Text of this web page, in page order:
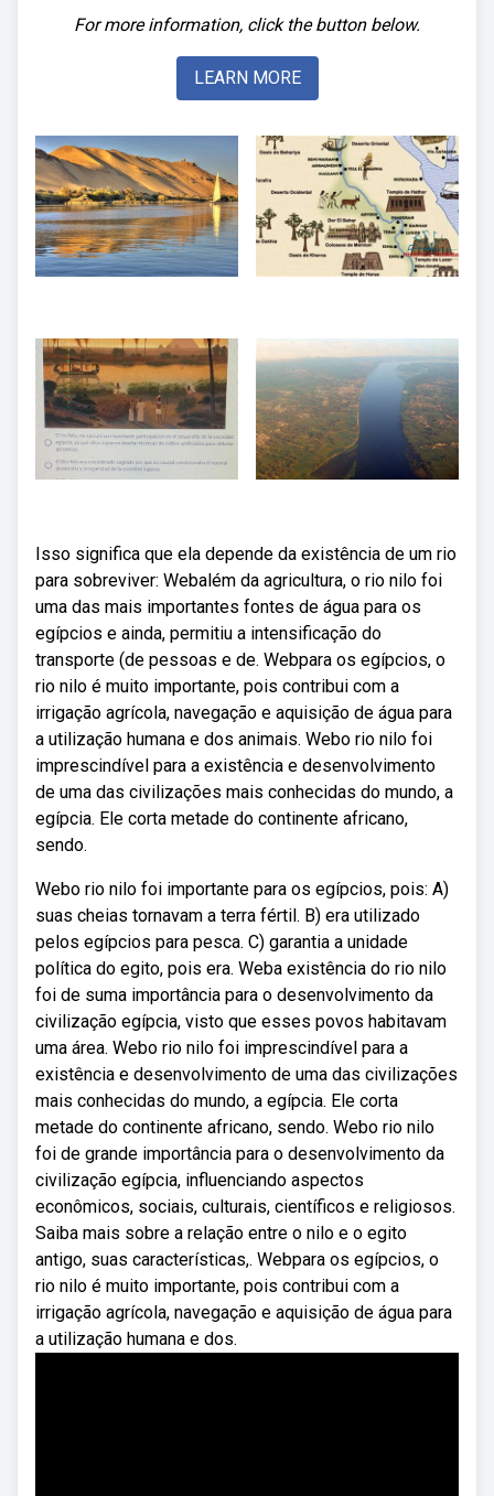
For more information, click the button below.
LEARN MORE
Isso significa que ela depende da existência de um rio
para sobreviver: Webalém da agricultura, o rio nilo foi
uma das mais importantes fontes de água para os
egípcios e ainda, permitiu a intensificação do
transporte (de pessoas e de. Webpara os egípcios, o
rio nilo é muito importante, pois contribui com a
irrigação agrícola, navegação e aquisição de água para
a utilização humana e dos animais. Webo rio nilo foi
imprescindível para a existência e desenvolvimento
de uma das civilizações mais conhecidas do mundo, a
egípcia. Ele corta metade do continente africano,
sendo.
Webo rio nilo foi importante para os egípcios, pois: A)
suas cheias tornavam a terra fértil. B) era utilizado
pelos egípcios para pesca. C) garantia a unidade
política do egito, pois era. Weba existência do rio nilo
foi de suma importância para o desenvolvimento da
civilização egípcia, visto que esses povos habitavam
uma área. Webo rio nilo foi imprescindível para a
existência e desenvolvimento de uma das civilizações
mais conhecidas do mundo, a egípcia. Ele corta
metade do continente africano, sendo. Webo rio nilo
foi de grande importância para o desenvolvimento da
civilização egípcia, influenciando aspectos
econômicos, sociais, culturais, científicos e religiosos.
Saiba mais sobre a relação entre o nilo e o egito
antigo, suas características,. Webpara os egípcios, o
rio nilo é muito importante, pois contribui com a
irrigação agrícola, navegação e aquisição de água para
a utilização humana e dos.